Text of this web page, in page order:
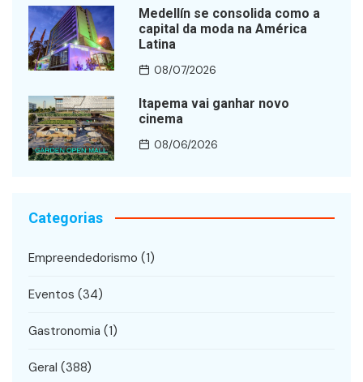
Medellín se consolida como a
capital da moda na América
Latina
08/07/2026
Itapema vai ganhar novo
cinema
08/06/2026
Categorias
Empreendedorismo (1)
Eventos (34)
Gastronomia (1)
Geral (388)